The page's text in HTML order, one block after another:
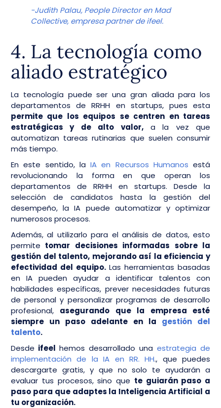
-Judith Palau, People Director en Mad
Collective, empresa partner de ifeel.
4. La tecnología como
aliado estratégico
La tecnología puede ser una gran aliada para los
departamentos de RRHH en startups, pues esta
permite que los equipos se centren en tareas
estratégicas y de alto valor,a la vez que
automatizan tareas rutinarias que suelen consumir
más tiempo.
En este sentido, la IA en Recursos Humanos está
revolucionando la forma en que operan los
departamentos de RRHH en startups. Desde la
selección de candidatos hasta la gestión del
desempeño, la IA puede automatizar y optimizar
numerosos procesos.
Además, al utilizarlo para el análisis de datos, esto
permite tomar decisiones informadas sobre la
gestión del talento, mejorando así la eficiencia y
efectividad del equipo. Las herramientas basadas
en IA pueden ayudar a identificar talentos con
habilidades específicas, prever necesidades futuras
de personal y personalizar programas de desarrollo
profesional, asegurando que la empresa esté
siempre un paso adelante en la gestión del
talento.
Desde ifeel hemos desarrollado una estrategia de
implementación de la IA en RR. HH., que puedes
descargarte gratis, y que no solo te ayudarán a
evaluar tus procesos, sino que te guiarán paso a
paso para que adaptes la Inteligencia Artificial a
tu organización.